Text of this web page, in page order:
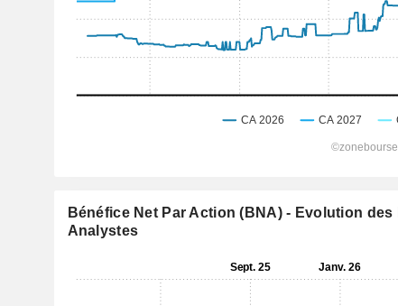
Bénéfice Net Par Action (BNA) - Evolution
Analystes